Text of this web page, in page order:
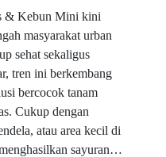
& Kebun Mini kini
masyarakat urban
sehat sekaligus
tren ini berkembang
bercocok tanam
Cukup dengan
atau area kecil di
sayuran…